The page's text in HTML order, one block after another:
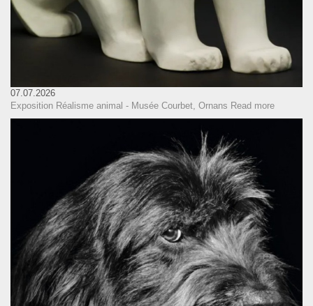
07.07.2026
Exposition Réalisme animal - Musée Courbet, Ornans Read more